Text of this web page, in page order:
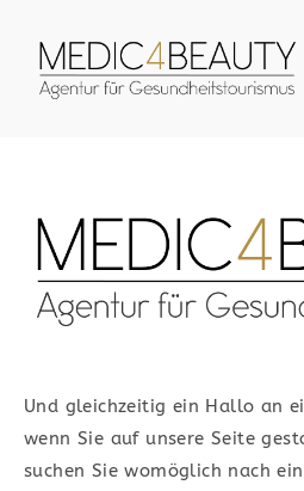
Herzlich
Günstige Preise locken
schon viele Touristen
Und gleichzeitig ein Hallo an
wenn Sie auf unsere Seite
suchen Sie womöglich nach